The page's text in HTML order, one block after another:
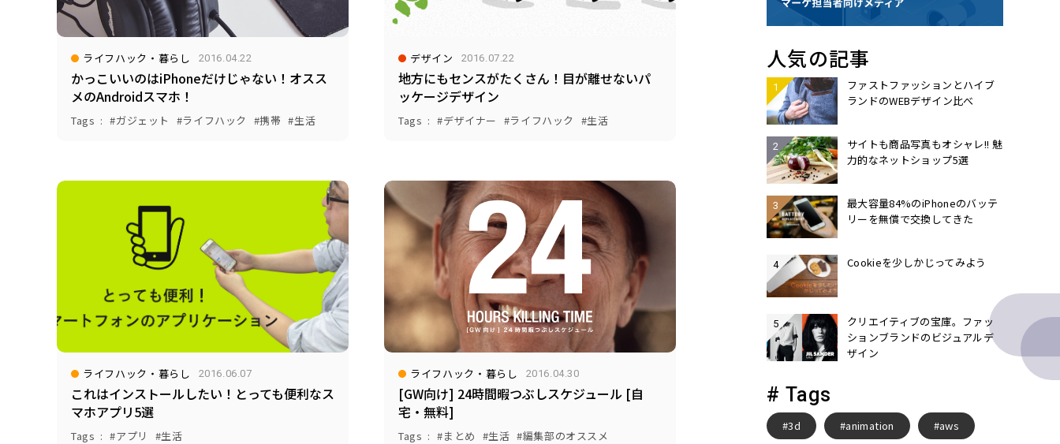
ライフハック・暮らし 2016.04.22
かっこいいのはiPhoneだけじゃない！オスス
メのAndroidスマホ！
Tags ガジェット ライフハック 携帯 生活
デザイン 2016.07.22
地方にもセンスがたくさん！目が離せないパ
ッケージデザイン
Tags デザイナー ライフハック 生活
ライフハック・暮らし 2016.06.07
これはインストールしたい！とっても便利なス
マホアプリ5選
Tags アプリ 生活
ライフハック・暮らし 2016.04.30
[GW向け] 24時間暇つぶしスケジュール [自
宅・無料]
Tags まとめ 生活 編集部のオススメ
人気の記事
ファストファッションとハイブ
ランドのWEBデザイン比べ
サイトも商品写真もオシャレ!! 魅
力的なネットショップ5選
最大容量84%のiPhoneのバッテ
リーを無償で交換してきた
Cookieを少しかじってみよう
クリエイティブの宝庫。ファッ
ションブランドのビジュアルデ
ザイン
# Tags
3d animation aws